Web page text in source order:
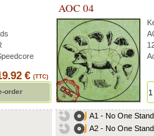
€ (TTC)
order
AOC 04
A1 - No One
A2 - No One